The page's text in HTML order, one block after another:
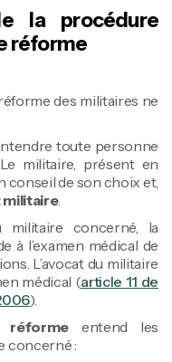
la procédure
réforme
des militaires ne
toute personne
militaire, présent en
conseil de son choix et,
militaire.
concerné, la
à l’examen médical de
L’avocat du militaire
médical (article 11 de
).
réforme entend les
concerné :